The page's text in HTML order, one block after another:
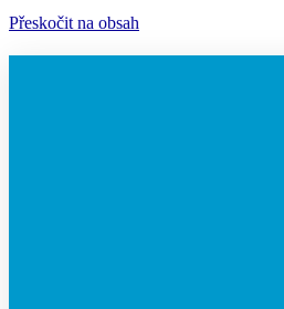
Přeskočit na obsah